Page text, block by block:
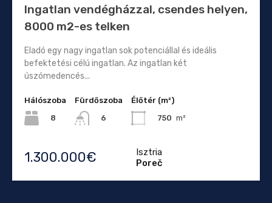
Ingatlan vendégházzal, csendes helyen,
8000 m2-es telken
Eladó egy nagy ingatlan sok potenciállal és ideális
befektetési célú ingatlan. Az ingatlan két
úszómedencés...
Hálószoba
8
Fürdőszoba
6
Élőtér (m²)
750 m²
1.300.000€
Isztria
Poreč